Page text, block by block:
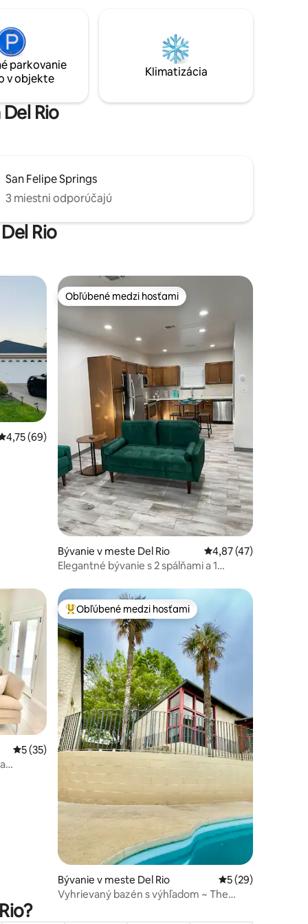
si
do
pár
parkovanie
v objekte
Klimatizácia
Rio
San Felipe Springs
3 miestni odporúčajú
Rio
68 ohodnotenie 4,75 z 5, počet hodnotení: 69
4,75 (69)
Obľúbené medzi hosťami
Obľúbené medzi hosťami
Bývanie v meste Del Rio Priemerné
4,87 (47)
Elegantné bývanie s 2 spálňami a 1
14
Priemerné ohodnotenie 5 z 5, počet hodnotení: 35
5 (35)
Najobľúbenejšie medzi hosťami
Obľúbené medzi hosťami
Bývanie v meste Del Rio Priemerné
5 (29)
Vyhrievaný bazén s výhľadom ~ The